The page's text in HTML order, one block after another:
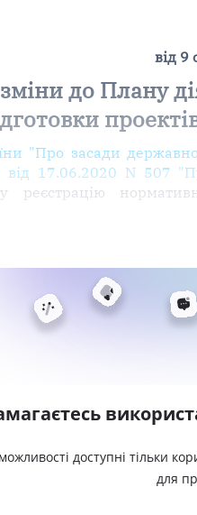
від 9
до Плану
"Про засади
від 17.06.2020 N 507
доступні тільки
для